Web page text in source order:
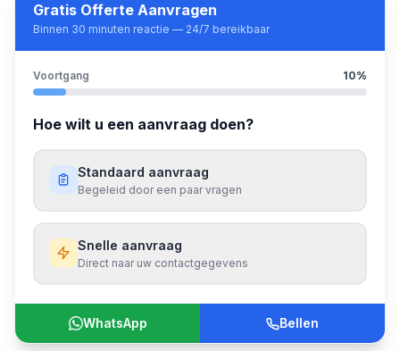
Gratis Offerte Aanvragen
Binnen 30 minuten reactie — 24/7 bereikbaar
Voortgang 10%
Hoe wilt u een aanvraag doen?
Standaard aanvraag
Begeleid door een paar vragen
Snelle aanvraag
Direct naar uw contactgegevens
WhatsApp Bellen